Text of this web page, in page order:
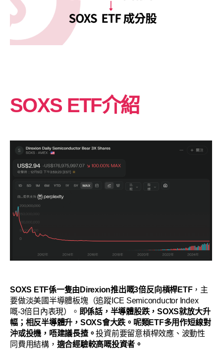
SOXS ETF介紹
SOXS ETF係一隻由Direxion推出嘅3倍反向槓桿ETF，主
要做淡美國半導體板塊（追蹤ICE Semiconductor Index
嘅-3倍日內表現）。 即係話，半導體股跌，SOXS就放大升
幅；相反半導體升，SOXS會大跌。呢類ETF多用作短線對
沖或投機，唔建議長揸。投資前要留意槓桿效應、波動性
同費用結構， 適合經驗較高嘅投資者。